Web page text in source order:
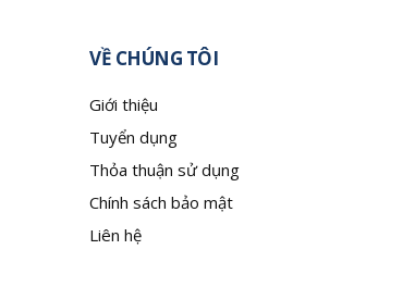
VỀ CHÚNG TÔI
Giới thiệu
Tuyển dụng
Thỏa thuận sử dụng
Chính sách bảo mật
Liên hệ